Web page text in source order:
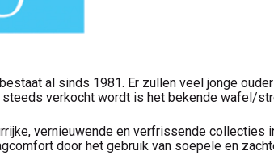
al sinds 1981. Er zullen veel jonge
verkocht wordt is het bekende wafel/
vernieuwende en verfrissende collecties
door het gebruik van soepele en